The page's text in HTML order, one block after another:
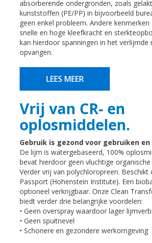
absorberende ondergronden, zoals
kunststoffen (PE/PP) in bijvoorbeeld
geen enkel probleem. Andere
snelle en hoge kleefkracht en
kan hierdoor spanningen in het verlijmde
opvangen.
LEES MEER
Vrij van CR- en
oplosmiddelen.
Gebruik is gezond voor gebruiken
De lijm is watergebaseerd, 100%
bevat hierdoor geen vluchtige organische
Verder vrij van polychloropreen. Beschikt
Passport (Hohenstein Institute). Een
optioneel verkrijgbaar. Onze Clean
biedt verder drie belangrijke voordelen:
• Geen overspray waardoor lager
• Geen spuitnevel
• Schonere en gezondere werkomgeving